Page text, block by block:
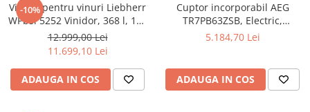
-10%
Vitrina pentru vinuri Liebherr
WPbsi 5252 Vinidor, 368 l, 155
sticle, Clasa F, 185.4 cm,
BlackSteel
12.999,00 Lei
11.699,10 Lei
ADAUGA IN COS
Cuptor incorporabil AEG
TR7PB63ZSB, Electric,
SteamCrisp-gatire cu abur,
Control touch, 167 programe
predefinite, Senzor gatire,
5.184,70 Lei
ADAUGA IN COS